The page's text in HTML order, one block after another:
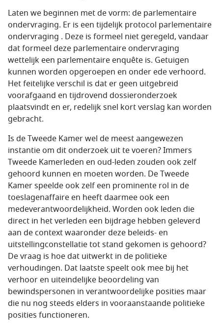
Laten we beginnen met de vorm: de parlementaire
ondervraging. Er is een tijdelijk protocol parlementaire
ondervraging . Deze is formeel niet geregeld, vandaar
dat formeel deze parlementaire ondervraging
wettelijk een parlementaire enquête is. Getuigen
kunnen worden opgeroepen en onder ede verhoord.
Het feitelijke verschil is dat er geen uitgebreid
voorafgaand en tijdrovend dossieronderzoek
plaatsvindt en er, redelijk snel kort verslag kan worden
gebracht.
Is de Tweede Kamer wel de meest aangewezen
instantie om dit onderzoek uit te voeren? Immers
Tweede Kamerleden en oud-leden zouden ook zelf
gehoord kunnen en moeten worden. De Tweede
Kamer speelde ook zelf een prominente rol in de
toeslagenaffaire en heeft daarmee ook een
medeverantwoordelijkheid. Worden ook leden die
direct in het verleden een bijdrage hebben geleverd
aan de context waaronder deze beleids- en
uitstellingconstellatie tot stand gekomen is gehoord?
De vraag is hoe dat uitwerkt in de politieke
verhoudingen. Dat laatste speelt ook mee bij het
verhoor en uiteindelijke beoordeling van
bewindspersonen in verantwoordelijke posities maar
die nu nog steeds elders in vooraanstaande politieke
posities functioneren.